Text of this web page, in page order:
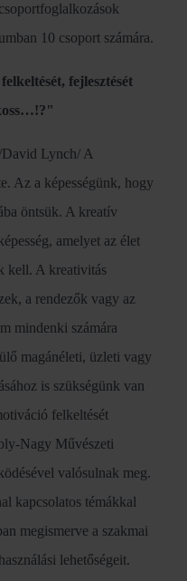
10 csoport számára.
fejlesztését
Lynch/ A
Az a képességünk, hogy
öntsük. A kreatív
amelyet az élet
kell. A kreativitás
a rendezők vagy az
mindenki számára
magánéleti, üzleti vagy
is szükségünk van
felkeltését
Nagy Művészeti
valósulnak meg.
kapcsolatos témákkal
megismerve a szakmai
lehetőségeit.